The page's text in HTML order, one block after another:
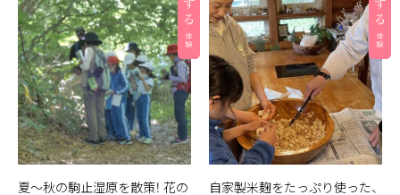
夏〜秋の駒止湿原を散策！ 花の
自家製米麹をたっぷり使った、